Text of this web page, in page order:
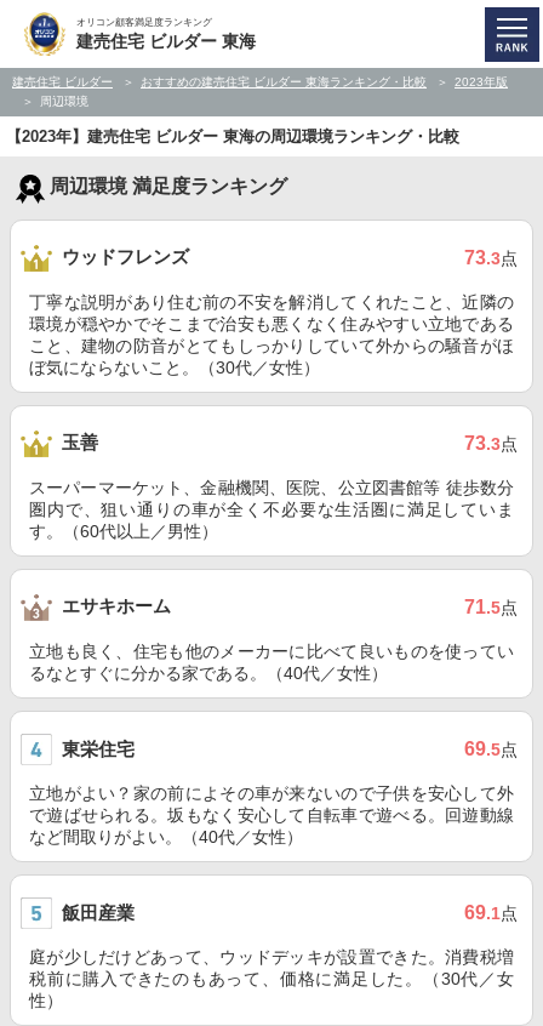
オリコン顧客満足度ランキング
建売住宅 ビルダー 東海
建売住宅 ビルダー おすすめの建売住宅 ビルダー 東海ランキング・比較
2023年版
周辺環境
【2023年】建売住宅 ビルダー 東海の周辺環境ランキング・比較
周辺環境 満足度ランキング
ウッドフレンズ 73.3点
丁寧な説明があり住む前の不安を解消してくれたこと、近隣の
環境が穏やかでそこまで治安も悪くなく住みやすい立地である
こと、建物の防音がとてもしっかりしていて外からの騒音がほ
ぼ気にならないこと。（30代／女性）
玉善 73.3点
スーパーマーケット、金融機関、医院、公立図書館等 徒歩数分
圏内で、狙い通りの車が全く不必要な生活圏に満足していま
す。（60代以上／男性）
エサキホーム 71.5点
立地も良く、住宅も他のメーカーに比べて良いものを使ってい
るなとすぐに分かる家である。（40代／女性）
東栄住宅 69.5点
立地がよい？家の前によその車が来ないので子供を安心して外
で遊ばせられる。坂もなく安心して自転車で遊べる。回遊動線
など間取りがよい。（40代／女性）
飯田産業 69.1点
庭が少しだけどあって、ウッドデッキが設置できた。消費税増
税前に購入できたのもあって、価格に満足した。（30代／女
性）